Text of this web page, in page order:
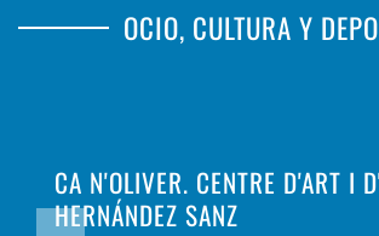
OCIO, CULTURA Y
CA N'OLIVER. CENTRE D'ART I
HERNÁNDEZ SANZ